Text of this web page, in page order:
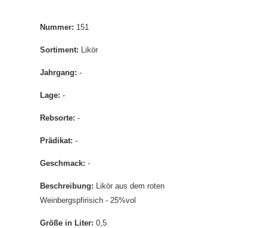
Nummer: 151
Sortiment: Likör
Jahrgang: -
Lage: -
Rebsorte: -
Prädikat: -
Geschmack: -
Beschreibung: Likör aus dem roten
Weinbergspfirisich - 25%vol
Größe in Liter: 0,5